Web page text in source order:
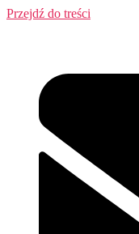
Przejdź do treści